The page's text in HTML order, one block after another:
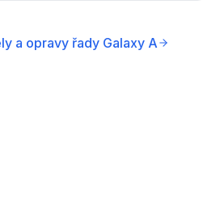
a opravy řady Galaxy A